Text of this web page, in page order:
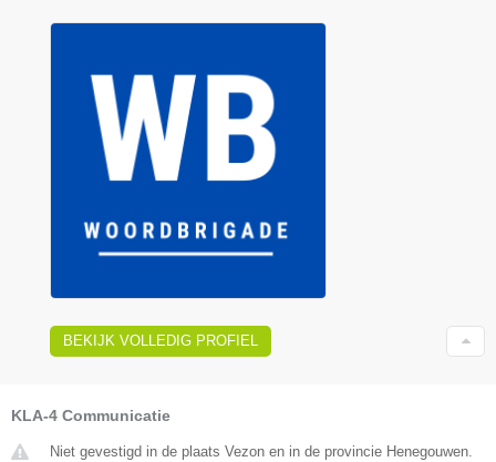
BEKIJK VOLLEDIG PROFIEL
KLA-4 Communicatie
Niet gevestigd in de plaats Vezon en in de provincie Henegouwen.